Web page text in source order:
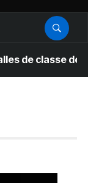
des écoles